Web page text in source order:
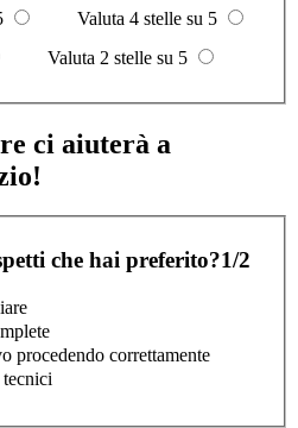
Valuta 4 stelle su 5
Valuta 2 stelle su 5
ci aiuterà a
che hai preferito?1/2
procedendo correttamente